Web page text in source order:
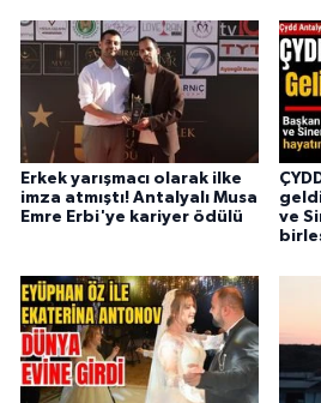
Erkek yarışmacı olarak ilke
imza atmıştı! Antalyalı Musa
Emre Erbi'ye kariyer ödülü
ve